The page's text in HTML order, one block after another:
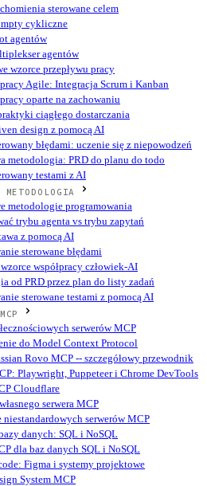
sterowane celem
cykliczne
agentów
agentów
wzorce przepływu pracy
Agile: Integracja Scrum i Kanban
oparte na zachowaniu
ciągłego dostarczania
design z pomocą AI
błędami: uczenie się z niepowodzeń
metodologia: PRD do planu do todo
testami z AI
METODOLOGIA
metodologie programowania
trybu agenta vs trybu zapytań
z pomocą AI
sterowane błędami
współpracy człowiek-AI
od PRD przez plan do listy zadań
sterowane testami z pomocą AI
serwerów MCP
do Model Context Protocol
Rovo MCP -- szczegółowy przewodnik
Playwright, Puppeteer i Chrome DevTools
Cloudflare
serwera MCP
niestandardowych serwerów MCP
danych: SQL i NoSQL
dla baz danych SQL i NoSQL
Figma i systemy projektowe
System MCP